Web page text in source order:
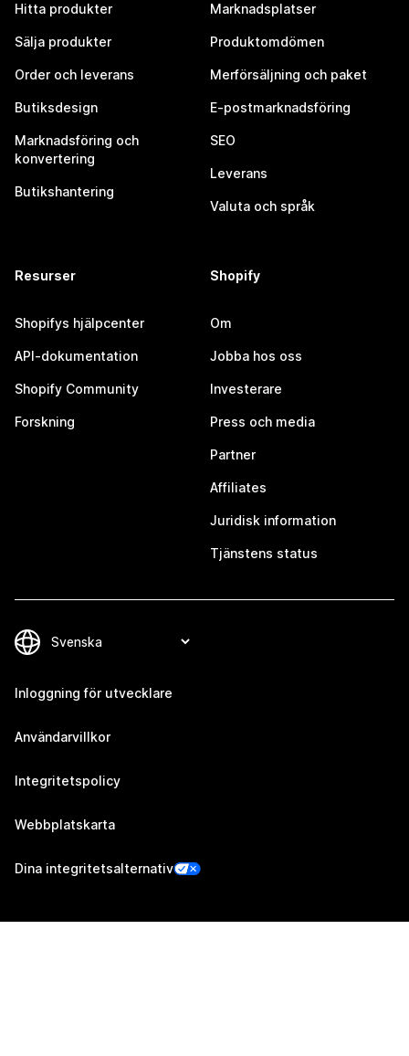
Hitta produkter
Sälja produkter
Order och leverans
Butiksdesign
Marknadsföring och
konvertering
Butikshantering
Marknadsplatser
Produktomdömen
Merförsäljning och paket
E-postmarknadsföring
SEO
Leverans
Valuta och språk
Resurser
Shopifys hjälpcenter
API-dokumentation
Shopify Community
Forskning
Shopify
Om
Jobba hos oss
Investerare
Press och media
Partner
Affiliates
Juridisk information
Tjänstens status
Inloggning för utvecklare
Användarvillkor
Integritetspolicy
Webbplatskarta
Dina integritetsalternativ